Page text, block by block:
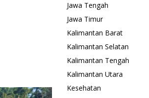
Jawa Tengah
Jawa Timur
Kalimantan Barat
Kalimantan Selatan
Kalimantan Tengah
Kalimantan Utara
Kesehatan